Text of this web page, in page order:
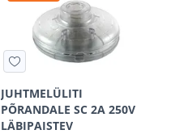
JUHTMELÜLITI
PÕRANDALE SC 2A 250V
LÄBIPAISTEV